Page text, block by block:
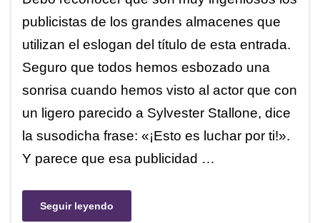
publicistas de los grandes almacenes que
utilizan el eslogan del título de esta entrada.
Seguro que todos hemos esbozado una
sonrisa cuando hemos visto al actor que con
un ligero parecido a Sylvester Stallone, dice
la susodicha frase: «¡Esto es luchar por ti!».
Y parece que esa publicidad …
Seguir leyendo